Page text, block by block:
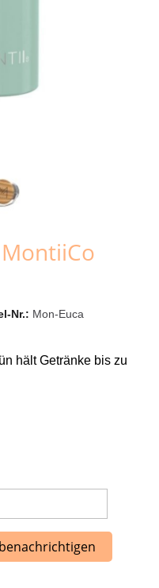
Nr. Mon-Euca
hält Getränke bis zu